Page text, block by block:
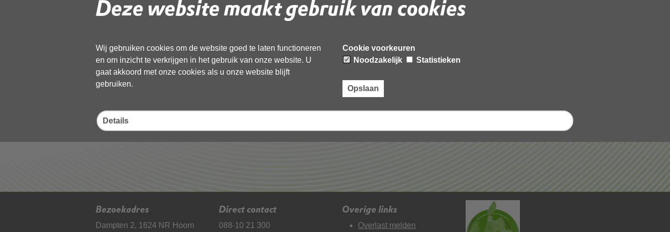
Deze website maakt gebruik van cookies
Wij gebruiken cookies om de website goed te laten functioneren
en om inzicht te verkrijgen in het gebruik van onze website. U
gaat akkoord met onze cookies als u onze website blijft
gebruiken.
Cookie voorkeuren
Noodzakelijk
Statistieken
Opslaan
Details
Download ‘7.1 bijl 4 AB Memo Eerste bevindingen bestuurlijke verkenning’,
30 september 2025,docx, 127kB
Laatst gewijzigd: 30 september 2025
Bezoekadres
Dampten 2, 1624 NR Hoorn
Direct contact
088-10 21 300
Overige links
Overlast melden